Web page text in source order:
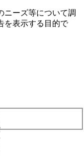
ニーズ等について調
を表⽰する⽬的で